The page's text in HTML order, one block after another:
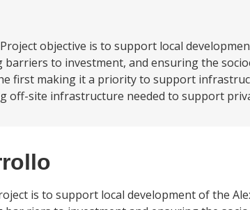
objective is to support local
to investment, and ensuring the
first making it a priority to support
off-site infrastructure needed to support
is to support local development of the